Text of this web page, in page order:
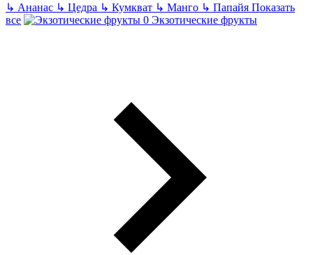
↳ Ананас ↳ Цедра ↳ Кумкват ↳ Манго ↳ Папайя Показать
все
Экзотические фрукты